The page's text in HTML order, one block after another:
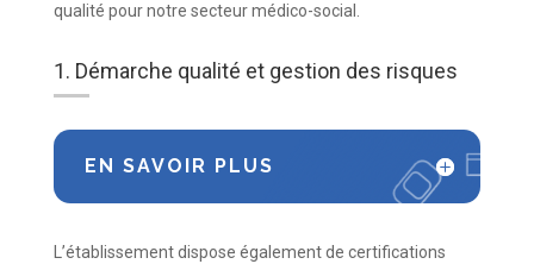
qualité pour notre secteur médico-social.
1. Démarche qualité et gestion des risques
EN SAVOIR PLUS
L’établissement dispose également de certifications